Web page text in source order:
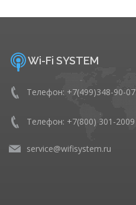
Wi-Fi SYSTEM
Телефон: +7(499)348-90-07
Телефон: +7(800) 301-2009
service@wifisystem.ru